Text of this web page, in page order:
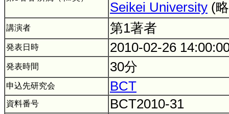
Seikei University (
講演者 第1著者
発表日時 2010-02-26
発表時間 30分
申込先研究会 BCT
資料番号 BCT2010-31